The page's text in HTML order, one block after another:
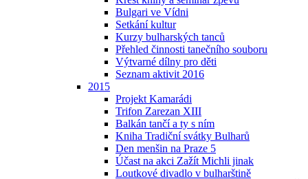
Bulgari ve Vídni
Setkání kultur
Kurzy bulharských tanců
Přehled činnosti tanečního souboru
Výtvarné dílny pro děti
Seznam aktivit 2016
2015
Projekt Kamarádi
Trifon Zarezan XIII
Balkán tančí a ty s ním
Kniha Tradiční svátky Bulharů
Den menšin na Praze 5
Účast na akci Zažít Michli jinak
Loutkové divadlo v bulharštině